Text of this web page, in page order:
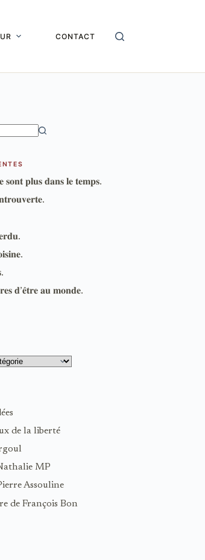
CONTACT
𝐬𝐨𝐧𝐭 𝐩𝐥𝐮𝐬 𝐝𝐚𝐧𝐬 𝐥𝐞 𝐭𝐞𝐦𝐩𝐬.
𝐝’𝐞̂𝐭𝐫𝐞 𝐚𝐮 𝐦𝐨𝐧𝐝𝐞.
de la liberté
MP
Assouline
de François Bon